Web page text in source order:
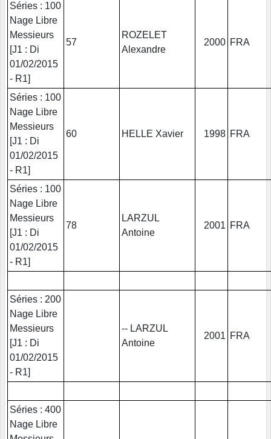
Séries : 100
Nage Libre
Messieurs
[J1 : Di
01/02/2015
- R1]
57
ROZELET
Alexandre
2000 FRA
Séries : 100
Nage Libre
Messieurs
[J1 : Di
01/02/2015
- R1]
60 HELLE Xavier 1998 FRA
Séries : 100
Nage Libre
Messieurs
[J1 : Di
01/02/2015
- R1]
78
LARZUL
Antoine
2001 FRA
Séries : 200
Nage Libre
Messieurs
[J1 : Di
01/02/2015
- R1]
-- LARZUL
Antoine
2001 FRA
Séries : 400
Nage Libre